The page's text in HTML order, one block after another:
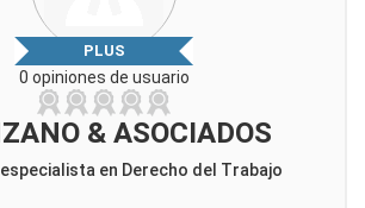
PLUS
0 opiniones de usuario
& ASOCIADOS
en Derecho del Trabajo